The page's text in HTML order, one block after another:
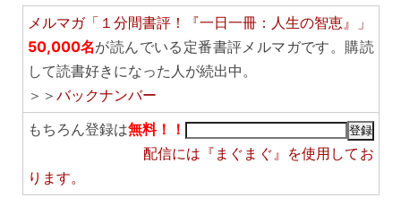
メルマガ「１分間書評！『一日一冊：人生の智恵』」
50,000名が読んでいる定番書評メルマガです。購読
して読書好きになった人が続出中。
＞＞ バックナンバー
もちろん登録は無料！！
配信には 『まぐまぐ』 を使用してお
ります。